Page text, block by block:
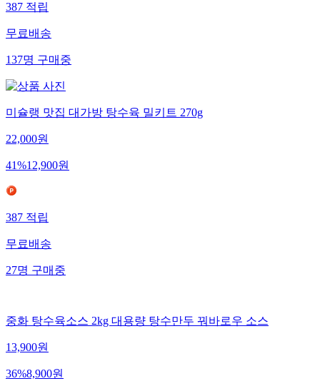
387적립
무료배송
137명구매중
미슐랭 맛집 대가방 탕수육 밀키트 270g
22,000원
41%12,900원
387적립
무료배송
27명구매중
중화 탕수육소스 2kg 대용량 탕수만두 꿔바로우 소스
13,900원
36%8,900원